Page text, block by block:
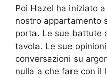
Poi Hazel ha iniziato
nostro appartamento
porta. Le sue battute
tavola. Le sue
conversazioni su
nulla a che fare con il